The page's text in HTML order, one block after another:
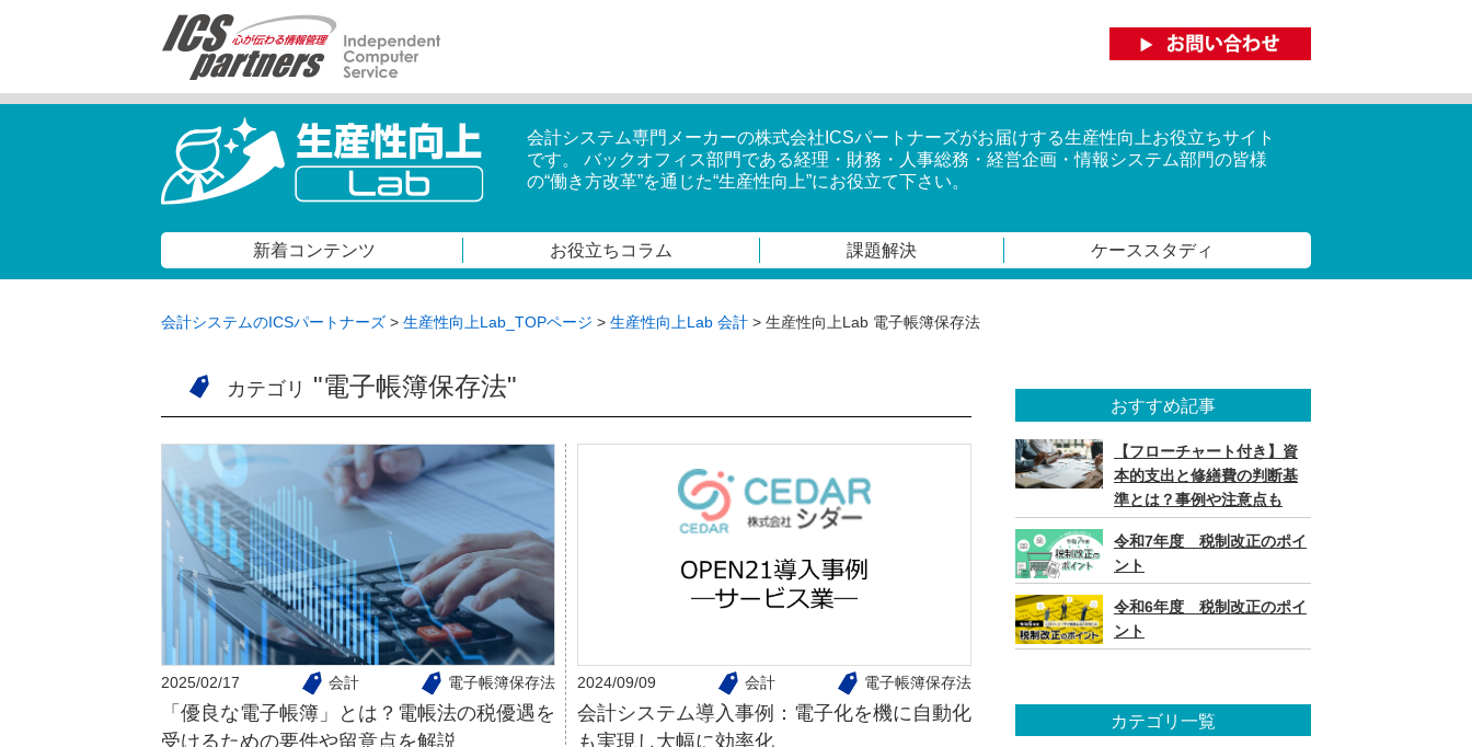
会計システム専門メーカーの株式会社ICSパートナーズがお届けする生産性向上お役立ちサイト
です。 バックオフィス部門である経理・財務・人事総務・経営企画・情報システム部門の皆様
の“働き方改革”を通じた“生産性向上”にお役立て下さい。
新着コンテンツ お役立ちコラム 課題解決 ケーススタディ
会計システムのICSパートナーズ > 生産性向上Lab_TOPページ > 生産性向上Lab 会計 > 生産性向上Lab 電子帳簿保存法
カテゴリ "電子帳簿保存法"
2025/02/17 会計 電子帳簿保存法
「優良な電子帳簿」とは？電帳法の税優遇を
受けるための要件や留意点を解説
2024/09/09 会計 電子帳簿保存法
会計システム導入事例：電子化を機に自動化
も実現し大幅に効率化
おすすめ記事
【フローチャート付き】資
本的支出と修繕費の判断基
準とは？事例や注意点も
令和7年度 税制改正のポイ
ント
令和6年度 税制改正のポイ
ント
カテゴリ一覧